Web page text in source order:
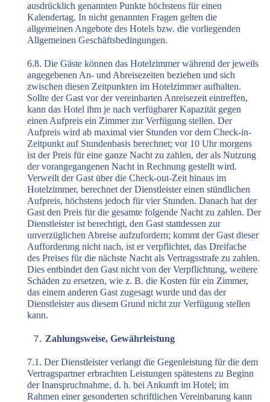
ausdrücklich genannten Punkte höchstens für einen
Kalendertag. In nicht genannten Fragen gelten die
allgemeinen Angebote des Hotels bzw. die vorliegenden
Allgemeinen Geschäftsbedingungen.
6.8. Die Gäste können das Hotelzimmer während der jeweils
angegebenen An- und Abreisezeiten beziehen und sich
zwischen diesen Zeitpunkten im Hotelzimmer aufhalten.
Sollte der Gast vor der vereinbarten Anreisezeit eintreffen,
kann das Hotel ihm je nach verfügbarer Kapazität gegen
einen Aufpreis ein Zimmer zur Verfügung stellen. Der
Aufpreis wird ab maximal vier Stunden vor dem Check-in-
Zeitpunkt auf Stundenbasis berechnet; vor 10 Uhr morgens
ist der Preis für eine ganze Nacht zu zahlen, der als Nutzung
der vorangegangenen Nacht in Rechnung gestellt wird.
Verweilt der Gast über die Check-out-Zeit hinaus im
Hotelzimmer, berechnet der Dienstleister einen stündlichen
Aufpreis, höchstens jedoch für vier Stunden. Danach hat der
Gast den Preis für die gesamte folgende Nacht zu zahlen. Der
Dienstleister ist berechtigt, den Gast stattdessen zur
unverzüglichen Abreise aufzufordern; kommt der Gast dieser
Aufforderung nicht nach, ist er verpflichtet, das Dreifache
des Preises für die nächste Nacht als Vertragsstrafe zu zahlen.
Dies entbindet den Gast nicht von der Verpflichtung, weitere
Schäden zu ersetzen, wie z. B. die Kosten für ein Zimmer,
das einem anderen Gast zugesagt wurde und das der
Dienstleister aus diesem Grund nicht zur Verfügung stellen
kann.
Zahlungsweise, Gewährleistung
7.1. Der Dienstleister verlangt die Gegenleistung für die dem
Vertragspartner erbrachten Leistungen spätestens zu Beginn
der Inanspruchnahme, d. h. bei Ankunft im Hotel; im
Rahmen einer gesonderten schriftlichen Vereinbarung kann